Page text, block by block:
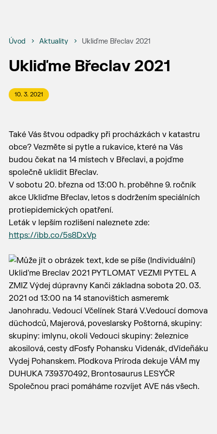
Úvod Aktuality Ukliďme Břeclav 2021
Ukliďme Břeclav 2021
10. 3. 2021
Také Vás štvou odpadky při procházkách v katastru
obce? Vezměte si pytle a rukavice, které na Vás
budou čekat na 14 místech v Břeclavi, a pojďme
společně uklidit Břeclav.
V sobotu 20. března od 13:00 h. proběhne 9. ročník
akce Ukliďme Břeclav, letos s dodržením speciálních
protiepidemických opatření.
Leták v lepším rozlišení naleznete zde:
https://ibb.co/5s8DxVp